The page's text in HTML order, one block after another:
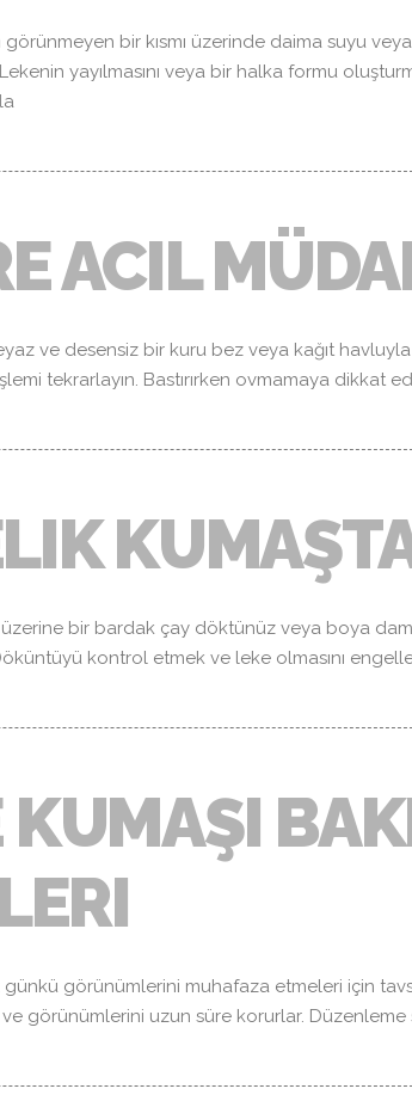
bir kısmı üzerinde daima suyu
yayılmasını veya bir halka formu
ACIL
ve desensiz bir kuru bez veya kağıt havluyla
tekrarlayın. Bastırırken ovmamaya dikkat
bir bardak çay döktünüz veya boya
kontrol etmek ve leke olmasını
KUMAŞI
günkü görünümlerini muhafaza etmeleri için
görünümlerini uzun süre korurlar.